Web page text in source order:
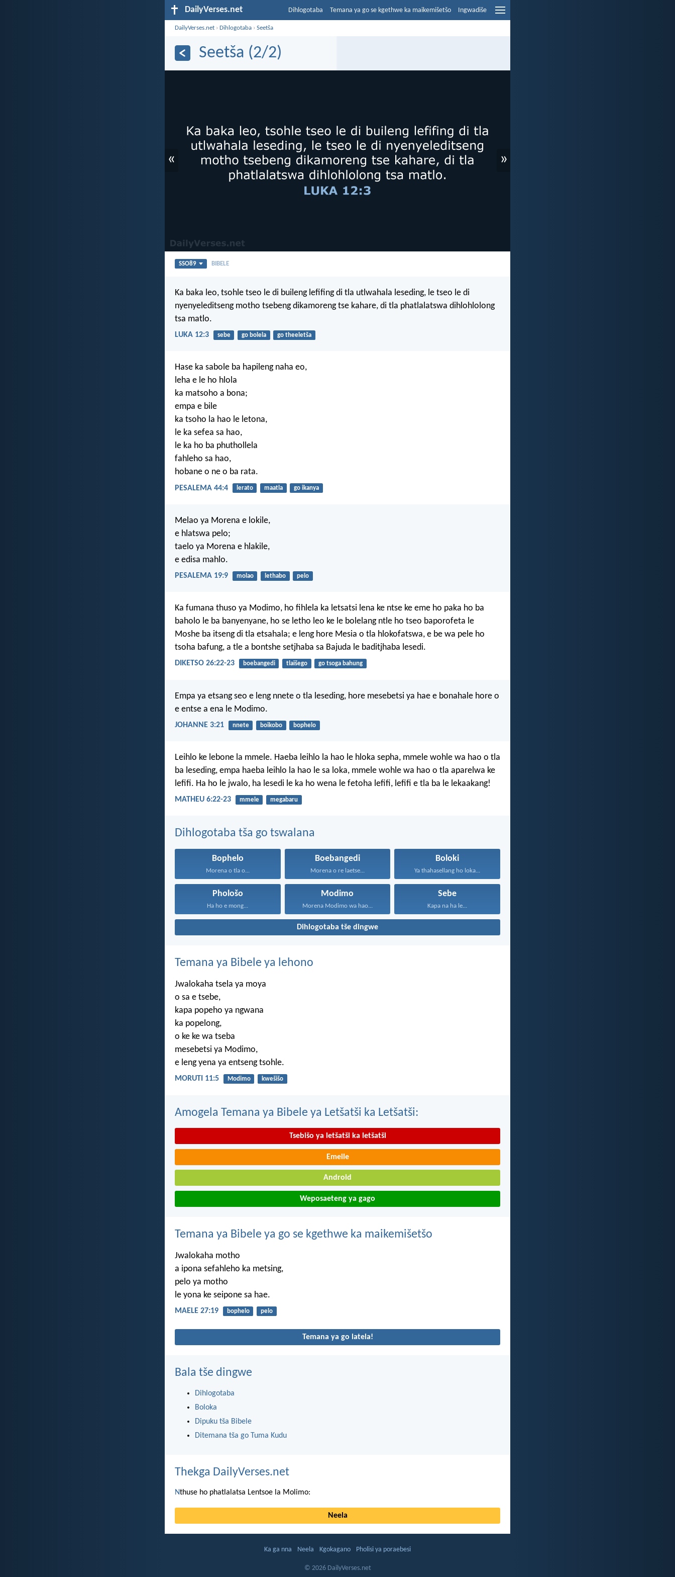
DailyVerses.net Dihlogotaba Temana ya go se kgethwe ka maikemišetšo Ingwadiše
DailyVerses.net ›Dihlogotaba ›Seetša
Seetša (2/2)
« »
SSO89 BIBELE
Ka baka leo, tsohle tseo le di buileng lefifing di tla utlwahala leseding, le tseo le di
nyenyeleditseng motho tsebeng dikamoreng tse kahare, di tla phatlalatswa dihlohlolong
tsa matlo.
LUKA 12:3 sebe go bolela go theeletša
Hase ka sabole ba hapileng naha eo,
leha e le ho hlola
ka matsoho a bona;
empa e bile
ka tsoho la hao le letona,
le ka sefea sa hao,
le ka ho ba phuthollela
fahleho sa hao,
hobane o ne o ba rata.
PESALEMA 44:4 lerato maatla go ikanya
Melao ya Morena e lokile,
e hlatswa pelo;
taelo ya Morena e hlakile,
e edisa mahlo.
PESALEMA 19:9 molao lethabo pelo
Ka fumana thuso ya Modimo, ho fihlela ka letsatsi lena ke ntse ke eme ho paka ho ba
baholo le ba banyenyane, ho se letho leo ke le bolelang ntle ho tseo baporofeta le
Moshe ba itseng di tla etsahala; e leng hore Mesia o tla hlokofatswa, e be wa pele ho
tsoha bafung, a tle a bontshe setjhaba sa Bajuda le baditjhaba lesedi.
DIKETSO 26:22-23 boebangedi tlaišego go tsoga bahung
Empa ya etsang seo e leng nnete o tla leseding, hore mesebetsi ya hae e bonahale hore o
e entse a ena le Modimo.
JOHANNE 3:21 nnete boikobo bophelo
Leihlo ke lebone la mmele. Haeba leihlo la hao le hloka sepha, mmele wohle wa hao o tla
ba leseding, empa haeba leihlo la hao le sa loka, mmele wohle wa hao o tla aparelwa ke
lefifi. Ha ho le jwalo, ha lesedi le ka ho wena le fetoha lefifi, lefifi e tla ba le lekaakang!
MATHEU 6:22-23 mmele megabaru
Dihlogotaba tša go tswalana
Bophelo
Morena o tla o...
Boebangedi
Morena o re laetse...
Boloki
Ya thahasellang ho loka...
Phološo
Ha ho e mong...
Modimo
Morena Modimo wa hao...
Sebe
Kapa na ha le...
Dihlogotaba tše dingwe
Temana ya Bibele ya lehono
Jwalokaha tsela ya moya
o sa e tsebe,
kapa popeho ya ngwana
ka popelong,
o ke ke wa tseba
mesebetsi ya Modimo,
e leng yena ya entseng tsohle.
MORUTI 11:5 Modimo kwešišo
Amogela Temana ya Bibele ya Letšatši ka Letšatši:
Tsebišo ya letšatši ka letšatši
Emeile
Android
Weposaeteng ya gago
Temana ya Bibele ya go se kgethwe ka maikemišetšo
Jwalokaha motho
a ipona sefahleho ka metsing,
pelo ya motho
le yona ke seipone sa hae.
MAELE 27:19 bophelo pelo
Temana ya go latela!
Bala tše dingwe
Dihlogotaba
Boloka
Dipuku tša Bibele
Ditemana tša go Tuma Kudu
Thekga DailyVerses.net
Nthuse ho phatlalatsa Lentsoe la Molimo:
Neela
Ka ga nna Neela Kgokagano Pholisi ya poraebesi
© 2026 DailyVerses.net